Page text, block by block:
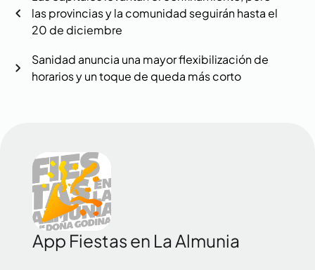
chevron_left
las provincias y la comunidad seguirán hasta el
20 de diciembre
Sanidad anuncia una mayor flexibilización de
horarios y un toque de queda más corto
chevron_right
App Fiestas en La Almunia